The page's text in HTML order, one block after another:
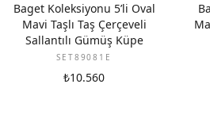
Baget Koleksiyonu 5’li Oval
Mavi Taşlı Taş Çerçeveli
Sallantılı Gümüş Küpe
SET89081E
₺10.560